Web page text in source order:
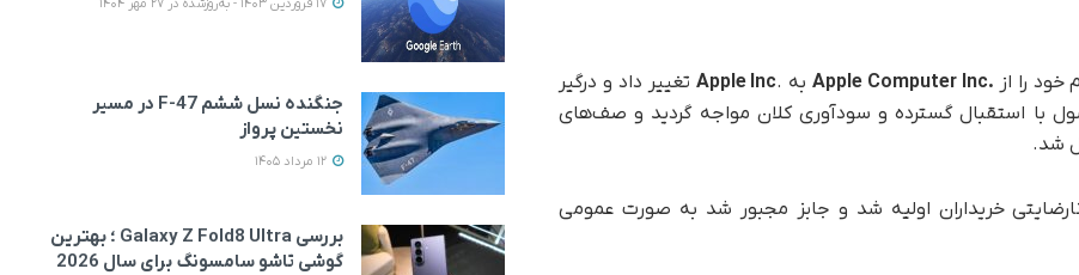
را از .Apple Computer Inc به . AppleInc
تغییر داد و درگیر
با استقبال گسترده و سودآوری کلان مواجه گردید و صف‌های
شد.
خریداران اولیه شد و جابز مجبور شد به‌ صورت عمومی
جنگنده نسل ششم F-47 در مسیر
نخستین پرواز
بررسی Galaxy Z Fold8 Ultra ؛ بهترین
گوشی تاشو سامسونگ برای سال 2026